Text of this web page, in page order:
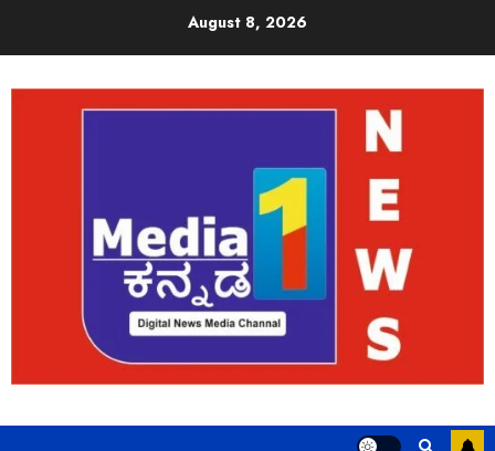
August 8, 2026